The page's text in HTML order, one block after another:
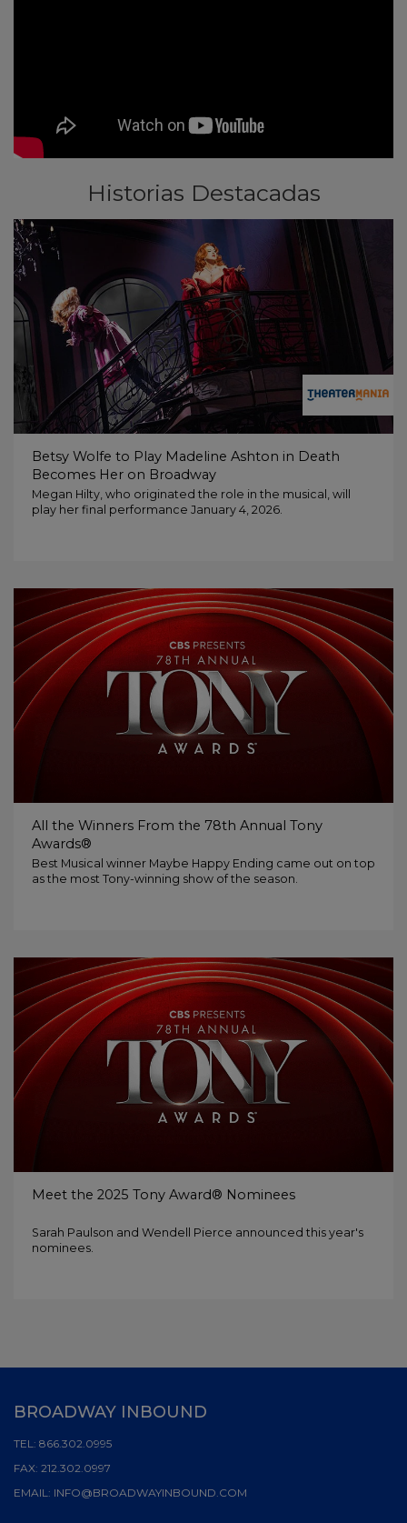
Historias Destacadas
Betsy Wolfe to Play Madeline Ashton in Death
Becomes Her on Broadway
Megan Hilty, who originated the role in the musical, will
play her final performance January 4, 2026.
All the Winners From the 78th Annual Tony
Awards®
Best Musical winner Maybe Happy Ending came out on top
as the most Tony-winning show of the season.
Meet the 2025 Tony Award® Nominees
Sarah Paulson and Wendell Pierce announced this year's
nominees.
BROADWAY INBOUND
TEL: 866.302.0995
FAX: 212.302.0997
EMAIL: INFO@BROADWAYINBOUND.COM